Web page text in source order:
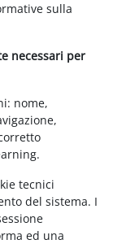
sulla
necessari per
nome,
tecnici
del sistema. I
ed una